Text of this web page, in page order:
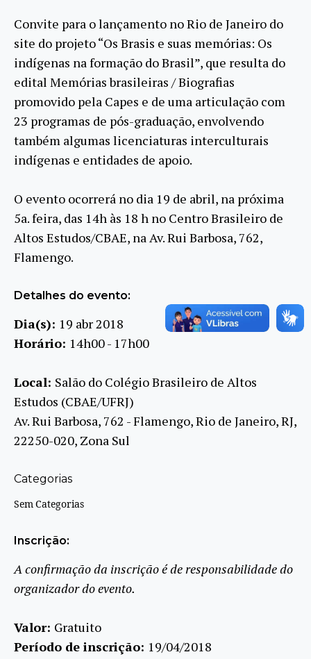
Convite para o lançamento no Rio de Janeiro do
site do projeto “Os Brasis e suas memórias: Os
indígenas na formação do Brasil”, que resulta do
edital Memórias brasileiras / Biografias
promovido pela Capes e de uma articulação com
23 programas de pós-graduação, envolvendo
também algumas licenciaturas interculturais
indígenas e entidades de apoio.
O evento ocorrerá no dia 19 de abril, na próxima
5a. feira, das 14h às 18 h no Centro Brasileiro de
Altos Estudos/CBAE, na Av. Rui Barbosa, 762,
Flamengo.
Detalhes do evento:
Dia(s): 19 abr 2018
Horário: 14h00 - 17h00
Local: Salão do Colégio Brasileiro de Altos
Estudos (CBAE/UFRJ)
Av. Rui Barbosa, 762 - Flamengo, Rio de Janeiro, RJ,
22250-020, Zona Sul
Categorias
Sem Categorias
Inscrição:
A confirmação da inscrição é de responsabilidade do
organizador do evento.
Valor: Gratuito
Período de inscrição: 19/04/2018